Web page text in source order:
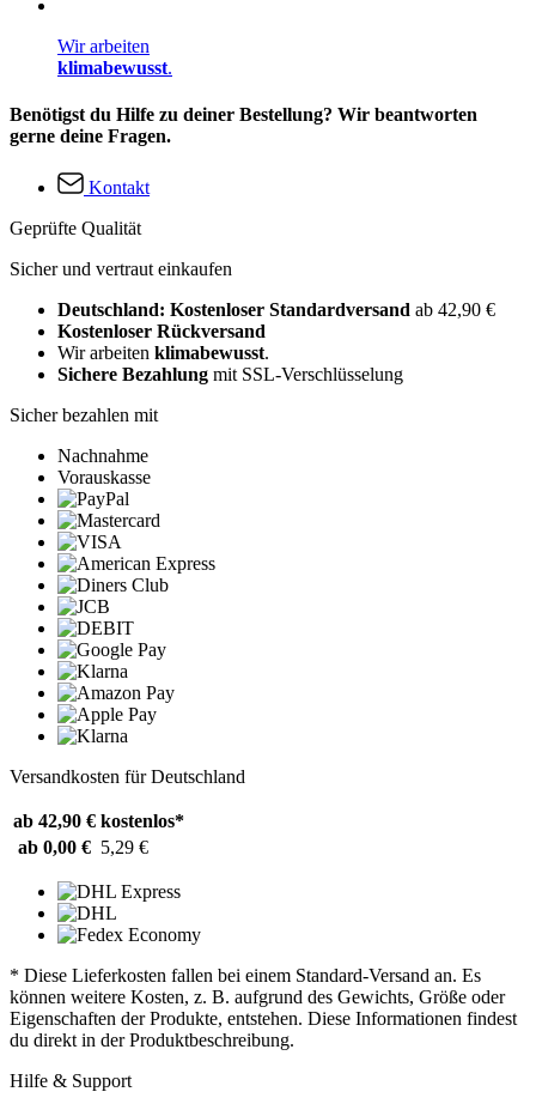
Wir arbeiten
klimabewusst.
Benötigst du Hilfe zu deiner Bestellung? Wir beantworten
gerne deine Fragen.
Kontakt
Geprüfte Qualität
Sicher und vertraut einkaufen
Deutschland: Kostenloser Standardversand ab 42,90 €
Kostenloser Rückversand
Wir arbeiten klimabewusst.
Sichere Bezahlung mit SSL-Verschlüsselung
Sicher bezahlen mit
Nachnahme
Vorauskasse
Versandkosten für Deutschland
ab 42,90 € kostenlos*
ab 0,00 € 5,29 €
* Diese Lieferkosten fallen bei einem Standard-Versand an. Es
können weitere Kosten, z. B. aufgrund des Gewichts, Größe oder
Eigenschaften der Produkte, entstehen. Diese Informationen findest
du direkt in der Produktbeschreibung.
Hilfe & Support